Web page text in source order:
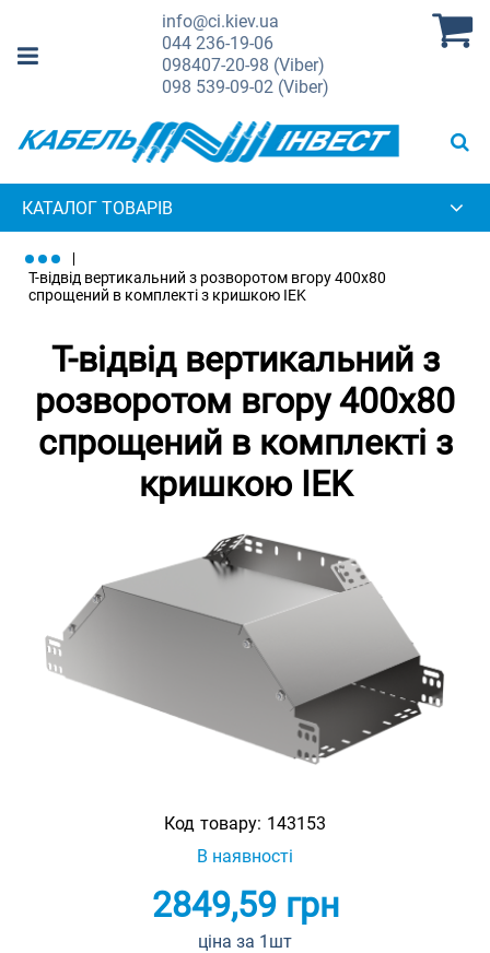
info@ci.kiev.ua
044236-19-06
098407-20-98 (Viber)
098 539-09-02 (Viber)
КАТАЛОГ ТОВАРІВ
Т-відвід вертикальний з розворотом вгору 400х80
спрощений в комплекті з кришкою IEK
Т-відвід вертикальний з
розворотом вгору 400х80
спрощений в комплекті з
кришкою IEK
Код товару: 143153
В наявності
2849,59грн
ціна за 1шт